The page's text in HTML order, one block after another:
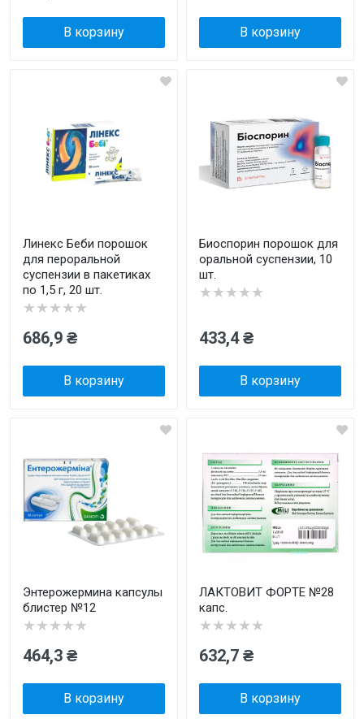
В корзину В корзину
Линекс Беби порошок
для пероральной
суспензии в пакетиках
по 1,5 г, 20 шт.
★★★★★
686,9 ₴
В корзину
Биоспорин порошок для
оральной суспензии, 10
шт.
★★★★★
433,4 ₴
В корзину
Энтерожермина капсулы
блистер №12
★★★★★
464,3 ₴
В корзину
ЛАКТОВИТ ФОРТЕ №28
капс.
★★★★★
632,7 ₴
В корзину